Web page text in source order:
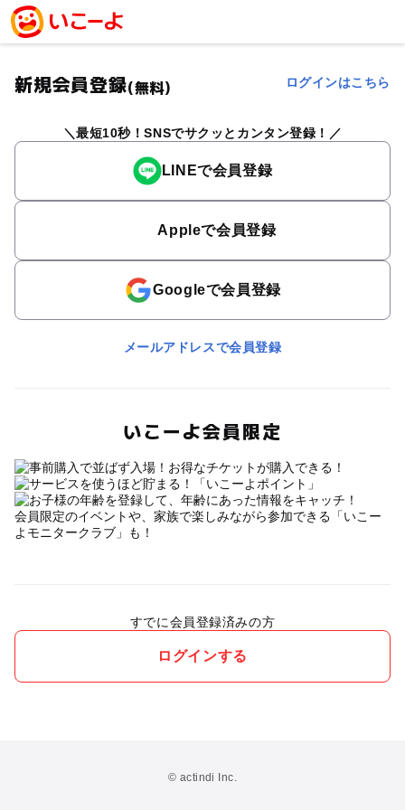
新規会員登録(無料) ログインはこちら
最短10秒！SNSでサクッとカンタン登録！
LINEで会員登録
Appleで会員登録
Googleで会員登録
メールアドレスで会員登録
いこーよ会員限定
会員限定のイベントや、家族で楽しみながら参加できる「いこー
よモニタークラブ」も！
すでに会員登録済みの方
ログインする
© actindi Inc.